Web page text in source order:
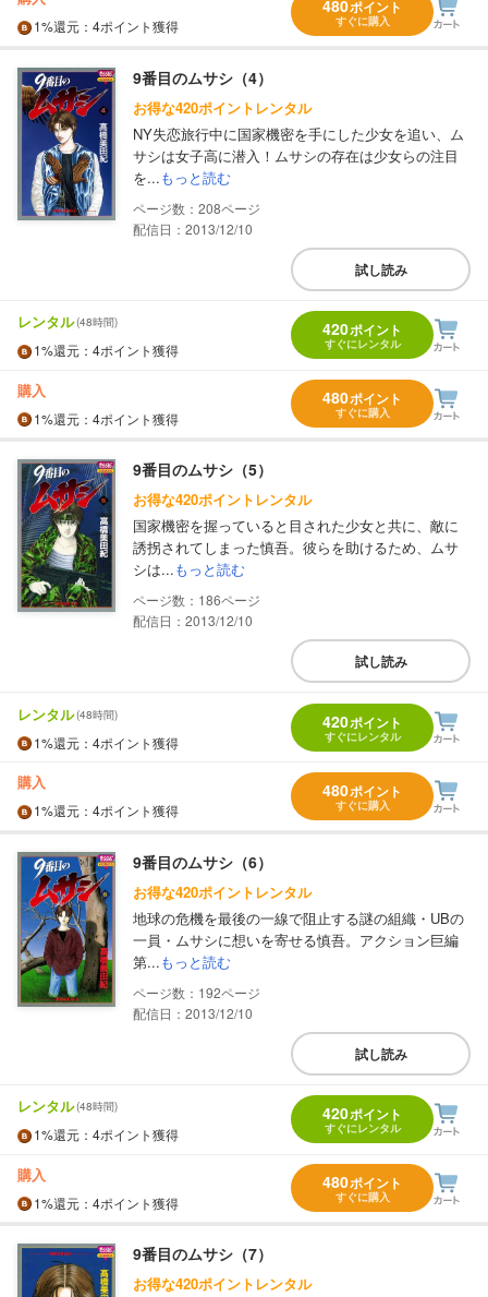
1%還元 ：4ポイント獲得
480ポイント
すぐに購入
9番目のムサシ（4）
お得な420ポイントレンタル
NY失恋旅行中に国家機密を手にした少女を追い、ム
サシは女子高に潜入！ムサシの存在は少女らの注目
を...もっと読む
208
配信日：2013/12/10
試し読み
レンタル(48時間)
1%還元 ：4ポイント獲得
420ポイント
すぐにレンタル
購入
1%還元 ：4ポイント獲得
480ポイント
すぐに購入
9番目のムサシ（5）
お得な420ポイントレンタル
国家機密を握っていると目された少女と共に、敵に
誘拐されてしまった慎吾。彼らを助けるため、ムサ
シは...もっと読む
186
配信日：2013/12/10
試し読み
レンタル(48時間)
1%還元 ：4ポイント獲得
420ポイント
すぐにレンタル
購入
1%還元 ：4ポイント獲得
480ポイント
すぐに購入
9番目のムサシ（6）
お得な420ポイントレンタル
地球の危機を最後の一線で阻止する謎の組織・UBの
一員・ムサシに想いを寄せる慎吾。アクション巨編
第...もっと読む
192
配信日：2013/12/10
試し読み
レンタル(48時間)
1%還元 ：4ポイント獲得
420ポイント
すぐにレンタル
購入
1%還元 ：4ポイント獲得
480ポイント
すぐに購入
9番目のムサシ（7）
お得な420ポイントレンタル